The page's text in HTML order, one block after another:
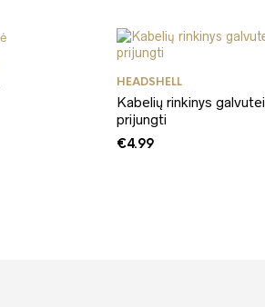
HEADSHELL
Kabelių rinkinys galvutei
prijungti
€4.99